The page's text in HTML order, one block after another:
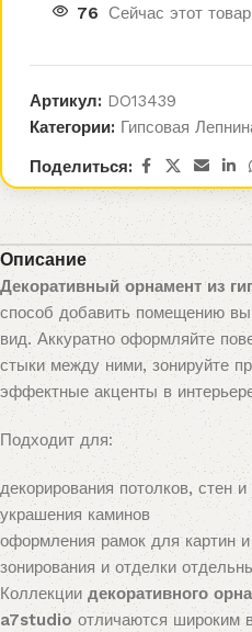
76 Сейчас этот
Артикул: DO13439
Категории: Гипсовая
Поделиться:
Описание
Декоративный орнамент из
способ добавить помещению
вид. Аккуратно оформляйте
стыки между ними, зонируйте
эффектные акценты в
Подходит для:
декорирования потолков, стен
украшения каминов
оформления рамок для картин и
зонирования и отделки
Коллекции декоративного
a7studio отличаются широким